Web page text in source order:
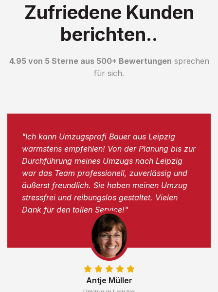
Zufriedene Kunden
berichten..
4.95 von 5 Sterne aus 500+ Bewertungen sprechen
für sich.
Antje Müller
"Ich kann Umzugsprofi Bauer aus Leipzig
wärmstens empfehlen! Von der Planung bis zur
Durchführung meines Umzugs nach Leipzig
war das Team professionell, zuverlässig und
äußerst freundlich. Sie haben meinen Umzug
stressfrei und reibungslos gestaltet. Vielen
Dank für den tollen Service!"